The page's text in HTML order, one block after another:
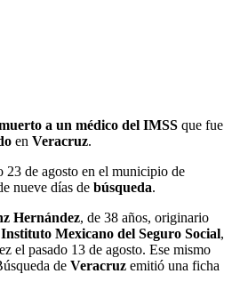
a un médico del IMSS que fue
en Veracruz.
23 de agosto en el municipio de
nueve días de búsqueda.
Hernández, de 38 años, originario
Instituto Mexicano del Seguro Social,
el pasado 13 de agosto. Ese mismo
de Veracruz emitió una ficha